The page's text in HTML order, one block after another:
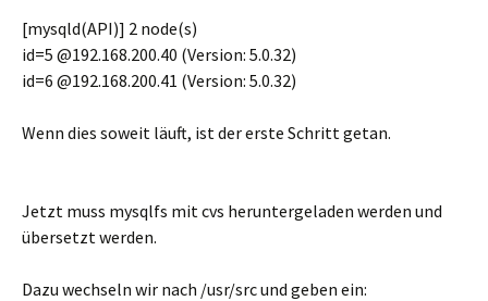
[mysqld(API)] 2 node(s)
id=5 @192.168.200.40 (Version: 5.0.32)
id=6 @192.168.200.41 (Version: 5.0.32)
Wenn dies soweit läuft, ist der erste Schritt getan.
Jetzt muss mysqlfs mit cvs heruntergeladen werden und
übersetzt werden.
Dazu wechseln wir nach /usr/src und geben ein: